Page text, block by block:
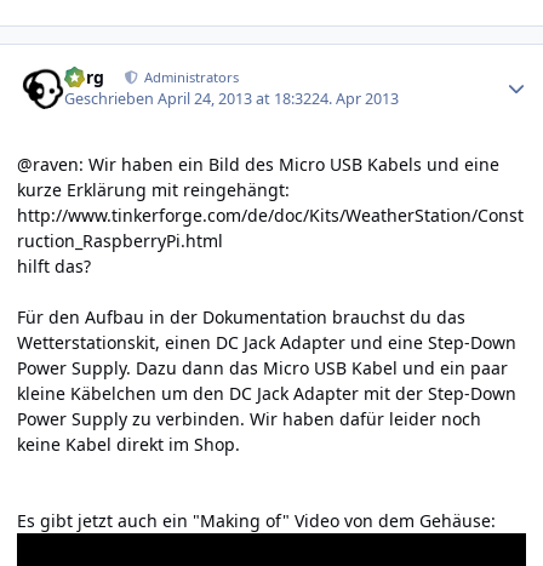
borg Administrators
GeschriebenApril 24, 2013 at 18:3224. Apr 2013
@raven: Wir haben ein Bild des Micro USB Kabels und eine
kurze Erklärung mit reingehängt:
http://www.tinkerforge.com/de/doc/Kits/WeatherStation/Const
ruction_RaspberryPi.html
hilft das?
Für den Aufbau in der Dokumentation brauchst du das
Wetterstationskit, einen DC Jack Adapter und eine Step-Down
Power Supply. Dazu dann das Micro USB Kabel und ein paar
kleine Käbelchen um den DC Jack Adapter mit der Step-Down
Power Supply zu verbinden. Wir haben dafür leider noch
keine Kabel direkt im Shop.
Es gibt jetzt auch ein "Making of" Video von dem Gehäuse: